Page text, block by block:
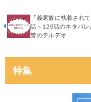
『義家族に執着され
話～120話のネタバレ
讐のテルデオ
特集